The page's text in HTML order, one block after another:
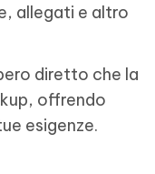
allegati e altro
diretto che la
offrendo
esigenze.